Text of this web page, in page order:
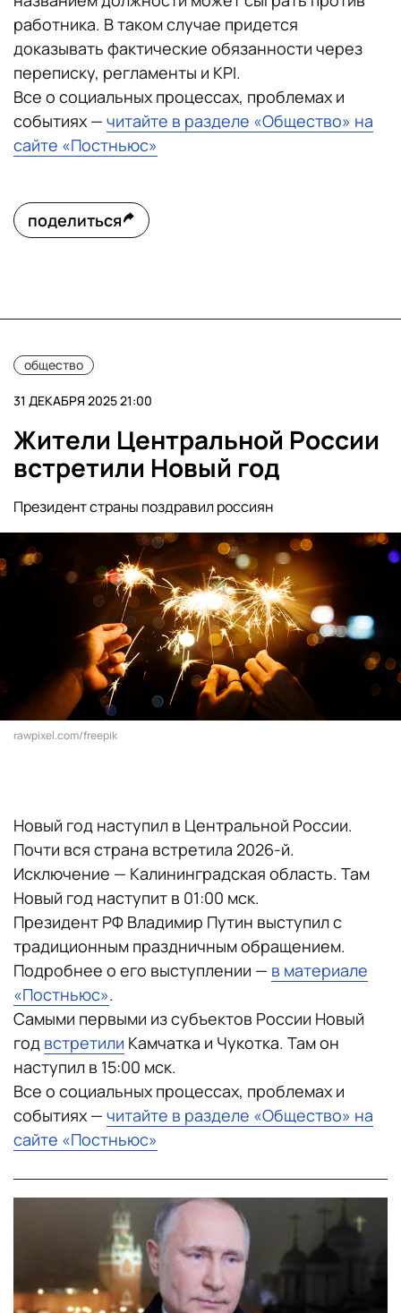
работника. В таком случае придется
доказывать фактические обязанности через
переписку, регламенты и KPI.
Все о социальных процессах, проблемах и
событиях — читайте в разделе «Общество» на
сайте «Постньюс»
поделиться
общество
31 ДЕКАБРЯ 2025 21:00
Жители Центральной России
встретили Новый год
Президент страны поздравил россиян
rawpixel.com/freepik
Новый год наступил в Центральной России.
Почти вся страна встретила 2026-й.
Исключение — Калининградская область. Там
Новый год наступит в 01:00 мск.
Президент РФ Владимир Путин выступил с
традиционным праздничным обращением.
Подробнее о его выступлении — в материале
«Постньюс».
Самыми первыми из субъектов России Новый
год встретили Камчатка и Чукотка. Там он
наступил в 15:00 мск.
Все о социальных процессах, проблемах и
событиях — читайте в разделе «Общество» на
сайте «Постньюс»